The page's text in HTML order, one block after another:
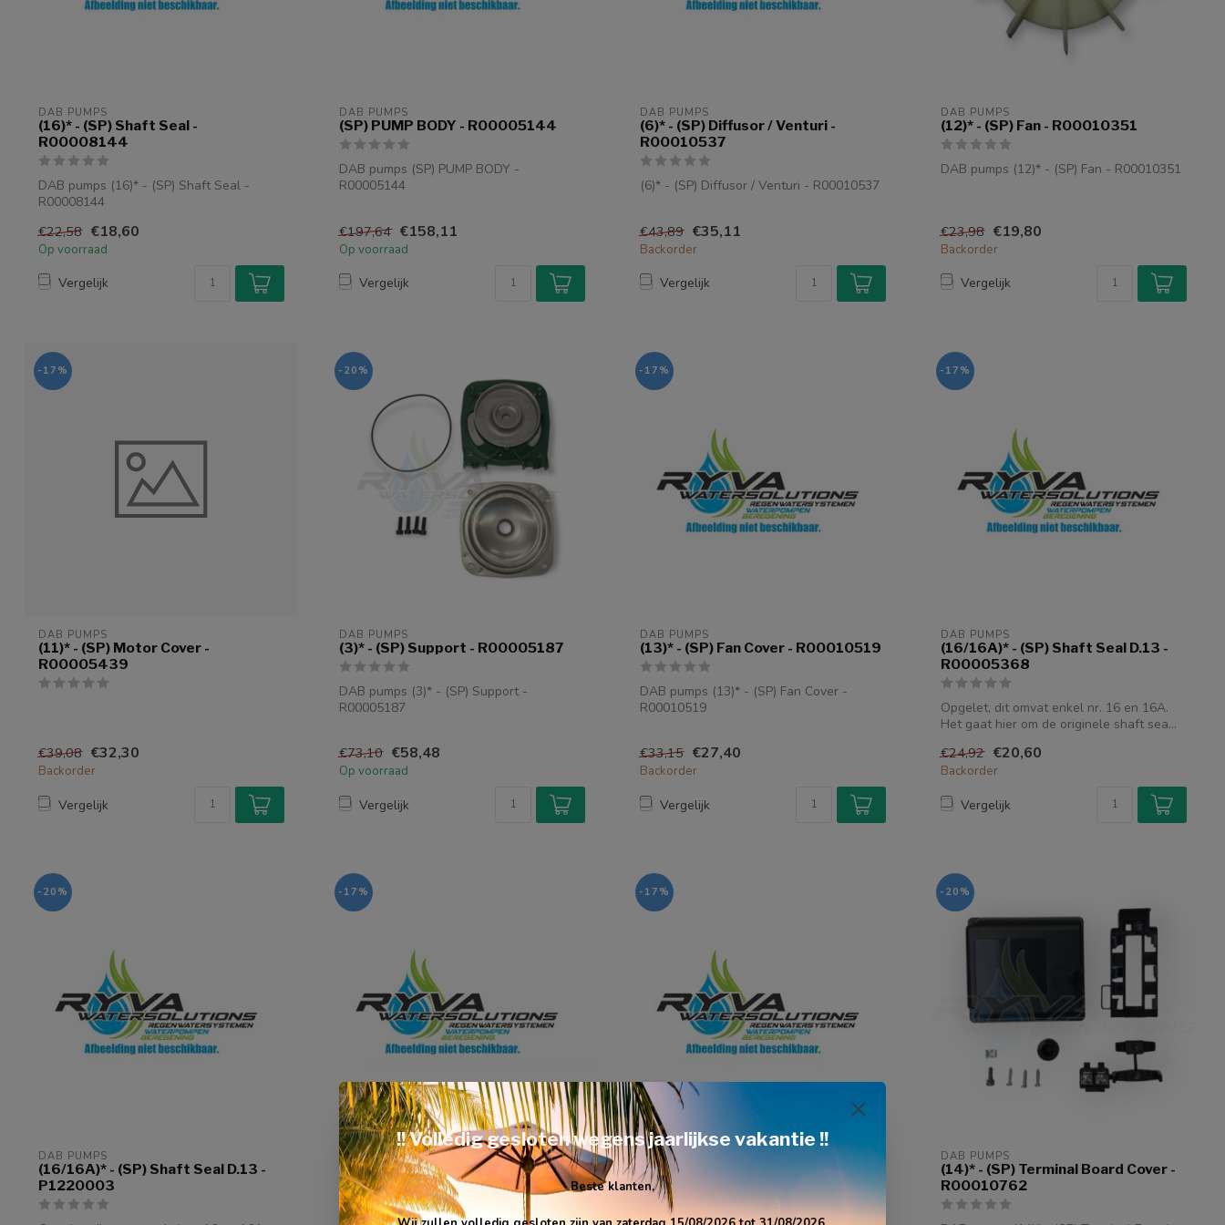
DAB PUMPS
(16)* - (SP) Shaft Seal -
R00008144
DAB pumps (16)* - (SP) Shaft Seal -
R00008144
€22,58 €18,60
Op voorraad
Vergelijk
DAB PUMPS
(SP) PUMP BODY - R00005144
DAB pumps (SP) PUMP BODY -
R00005144
€197,64 €158,11
Op voorraad
Vergelijk
DAB PUMPS
(6)* - (SP) Diffusor / Venturi -
R00010537
(6)* - (SP) Diffusor / Venturi - R00010537
€43,89 €35,11
Backorder
Vergelijk
DAB PUMPS
(12)* - (SP) Fan - R00010351
DAB pumps (12)* - (SP) Fan - R00010351
€23,98 €19,80
Backorder
Vergelijk
-17%
DAB PUMPS
(11)* - (SP) Motor Cover -
R00005439
€39,08 €32,30
Backorder
Vergelijk
-20%
DAB PUMPS
(3)* - (SP) Support - R00005187
DAB pumps (3)* - (SP) Support -
R00005187
€73,10 €58,48
Op voorraad
Vergelijk
-17%
DAB PUMPS
(13)* - (SP) Fan Cover - R00010519
DAB pumps (13)* - (SP) Fan Cover -
R00010519
€33,15 €27,40
Backorder
Vergelijk
-17%
DAB PUMPS
(16/16A)* - (SP) Shaft Seal D.13 -
R00005368
Opgelet, dit omvat enkel nr. 16 en 16A.
Het gaat hier om de originele shaft sea...
€24,92 €20,60
Backorder
Vergelijk
-20%
DAB PUMPS
(16/16A)* - (SP) Shaft Seal D.13 -
P1220003
-17%
DAB PUMPS
(16)* - (SP) Shaft Seal D.13 -
R00009575
-17%
DAB PUMPS
(36)* - (SP) Shaft Seal Cover -
R00004016
-20%
DAB PUMPS
(14)* - (SP) Terminal Board Cover -
R00010762
!! Volledig gesloten wegens jaarlijkse vakantie !!
Beste klanten,